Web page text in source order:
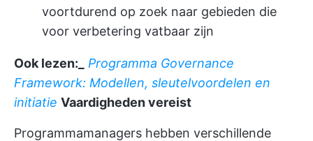
voortdurend op zoek naar gebieden die
voor verbetering vatbaar zijn
Ook lezen:_
Programma Governance
Framework: Modellen, sleutelvoordelen en
initiatie Vaardigheden vereist
Programmamanagers hebben verschillende